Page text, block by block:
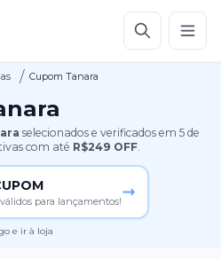
/ Cupom Tanara
selecionados e verificados em 5 de
com até R$249 OFF.
para lançamentos!
e ir à loja